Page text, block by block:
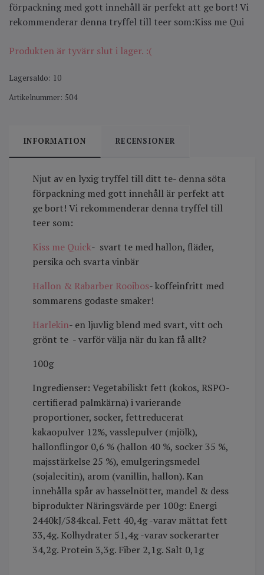
förpackning med gott innehåll är perfekt att ge bort! Vi
rekommenderar denna tryffel till teer som:Kiss me Qui
Produkten är tyvärr slut i lager. :(
Lagersaldo: 10
Artikelnummer: 504
INFORMATION RECENSIONER
Njut av en lyxig tryffel till ditt te- denna söta
förpackning med gott innehåll är perfekt att
ge bort! Vi rekommenderar denna tryffel till
teer som:
Kiss me Quick- svart te med hallon, fläder,
persika och svarta vinbär
Hallon & Rabarber Rooibos- koffeinfritt med
sommarens godaste smaker!
Harlekin- en ljuvlig blend med svart, vitt och
grönt te - varför välja när du kan få allt?
100g
Ingredienser: Vegetabiliskt fett (kokos, RSPO-
certifierad palmkärna) i varierande
proportioner, socker, fettreducerat
kakaopulver 12%, vasslepulver (mjölk),
hallonflingor 0,6 % (hallon 40 %, socker 35 %,
majsstärkelse 25 %), emulgeringsmedel
(sojalecitin), arom (vanillin, hallon). Kan
innehålla spår av hasselnötter, mandel & dess
biprodukter Näringsvärde per 100g: Energi
2440kJ/584kcal. Fett 40,4g -varav mättat fett
33,4g. Kolhydrater 51,4g -varav sockerarter
34,2g. Protein 3,3g. Fiber 2,1g. Salt 0,1g